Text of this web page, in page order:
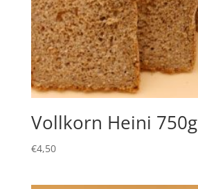
Vollkorn Heini 750g
€4,50